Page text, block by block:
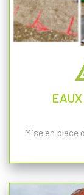
Mise en place